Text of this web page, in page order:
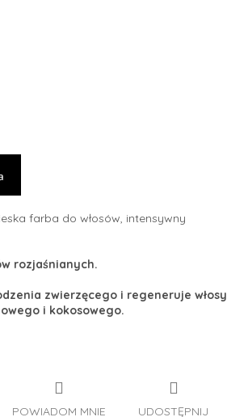
farba do włosów, intensywny
rozjaśnianych.
zwierzęcego i regeneruje włosy
i kokosowego.
POWIADOM MNIE UDOSTĘPNIJ